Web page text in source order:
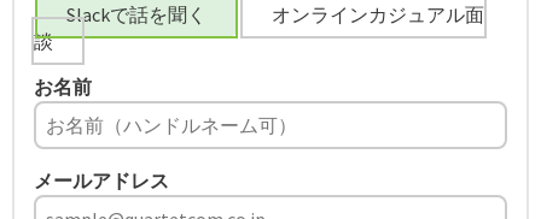
Slackで話を聞く
オンラインカジュアル面
談
お名前
メールアドレス